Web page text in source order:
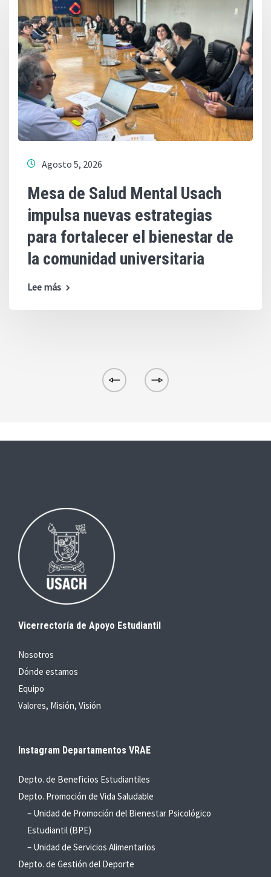
Agosto 5, 2026
Mesa de Salud Mental Usach
impulsa nuevas estrategias
para fortalecer el bienestar de
la comunidad universitaria
Lee más
Vicerrectoría de Apoyo Estudiantil
Nosotros
Dónde estamos
Equipo
Valores, Misión, Visión
Instagram Departamentos VRAE
Depto. de Beneficios Estudiantiles
Depto. Promoción de Vida Saludable
– Unidad de Promoción del Bienestar Psicológico
Estudiantil (BPE)
– Unidad de Servicios Alimentarios
Depto. de Gestión del Deporte